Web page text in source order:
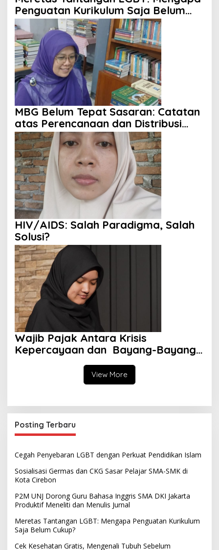
Penguatan Kurikulum Saja Belum
Cukup?
MBG Belum Tepat Sasaran: Catatan
atas Perencanaan dan Distribusi
Program
HIV/AIDS: Salah Paradigma, Salah
Solusi?
Wajib Pajak Antara Krisis
Kepercayaan dan Bayang-Bayang
View More
Posting Terbaru
Cegah Penyebaran LGBT dengan Perkuat Pendidikan Islam
Sosialisasi Germas dan CKG Sasar Pelajar SMA-SMK di
Kota Cirebon
P2M UNJ Dorong Guru Bahasa Inggris SMA DKI Jakarta
Produktif Meneliti dan Menulis Jurnal
Meretas Tantangan LGBT: Mengapa Penguatan Kurikulum
Saja Belum Cukup?
Cek Kesehatan Gratis, Mengenali Tubuh Sebelum